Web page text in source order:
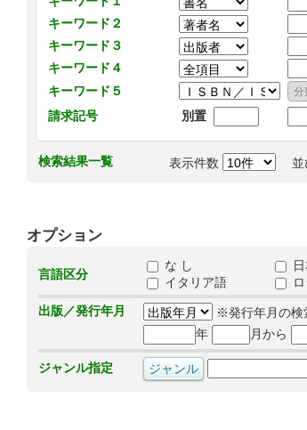
キーワード２
キーワード３
キーワード４
キーワード５
請求記号
別置
検索結果一覧 表示件数 並
オプション
言語区分
な し
イタリア語
出版／発行年月
※発行年月の検
年
月から
ジャンル指定